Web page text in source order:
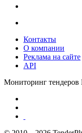
Контакты
О компании
Реклама на сайте
API
Мониторинг тендеров